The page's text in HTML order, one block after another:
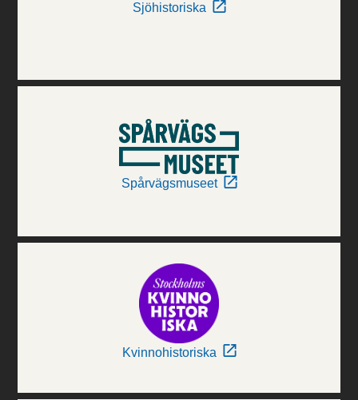
Sjöhistoriska
Spårvägsmuseet
Kvinnohistoriska